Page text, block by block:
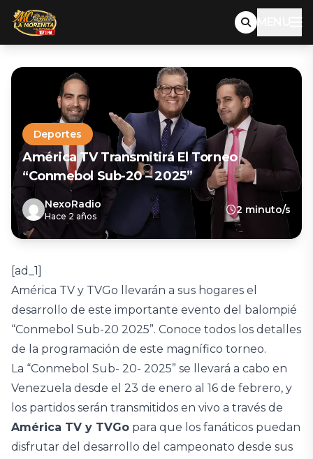
MENU
Deportes
América TV Transmitirá El Torneo
“Conmebol Sub-20 – 2025”
NexoRadio
Hace 2 años
2 minuto/s
[ad_1]
América TV y TVGo llevarán a sus hogares el
desarrollo de este importante evento del balompié
“Conmebol Sub-20 2025”. Conoce todos los detalles
de la programación de este magnífico torneo.
La “Conmebol Sub- 20- 2025” se llevará a cabo en
Venezuela desde el 23 de enero al 16 de febrero, y
los partidos serán transmitidos en vivo a través de
América TV y TVGo para que los fanáticos puedan
disfrutar del desarrollo del campeonato desde sus